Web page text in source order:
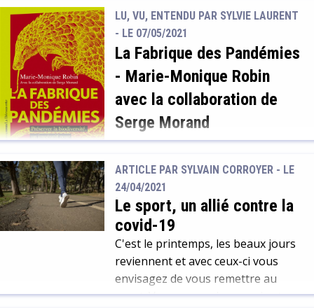
la responsabilité du fou sont
diversement vécus durant cette
période en Occident.
se faire des amis. Ses relations avec
ses professeurs ne sont pas au
beau fixe. Sa mère s’inquiète. Elle
va alors prendre rendez-vous avec
différents spécialistes, pour obtenir
éprouvant parcours, […]
LU, VU, ENTENDU PAR SYLVIE LAURENT
- LE 07/05/2021
La Fabrique des Pandémies
- Marie-Monique Robin
avec la collaboration de
Serge Morand
impératif pour la santé de la
planète
Non seulement les activités
humaines ont un impact évident
sur la biodiversité, mais encore
elles créent les conditions pour
l’apparition des pandémies. C’est ce
dont témoignent, chiffres à l’appui,
ARTICLE PAR SYLVAIN CORROYER - LE
24/04/2021
Le sport, un allié contre la
covid-19
C'est le printemps, les beaux jours
reviennent et avec ceux-ci vous
envisagez de vous remettre au
sport. Vous avez raison, ceci est